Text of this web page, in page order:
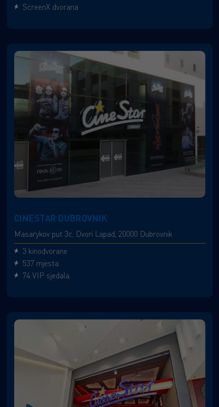
ScreenX dvorana
CINESTAR DUBROVNIK
Masarykov put 3c, Dvori Lapad, 20000 Dubrovnik
3 kinodvorane
537 mjesta
74 VIP sjedala